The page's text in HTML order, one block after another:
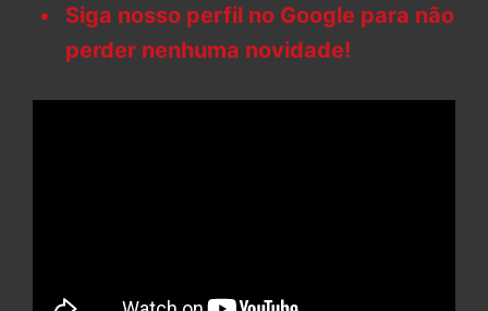
Siga nosso perfil no Google para não
perder nenhuma novidade!